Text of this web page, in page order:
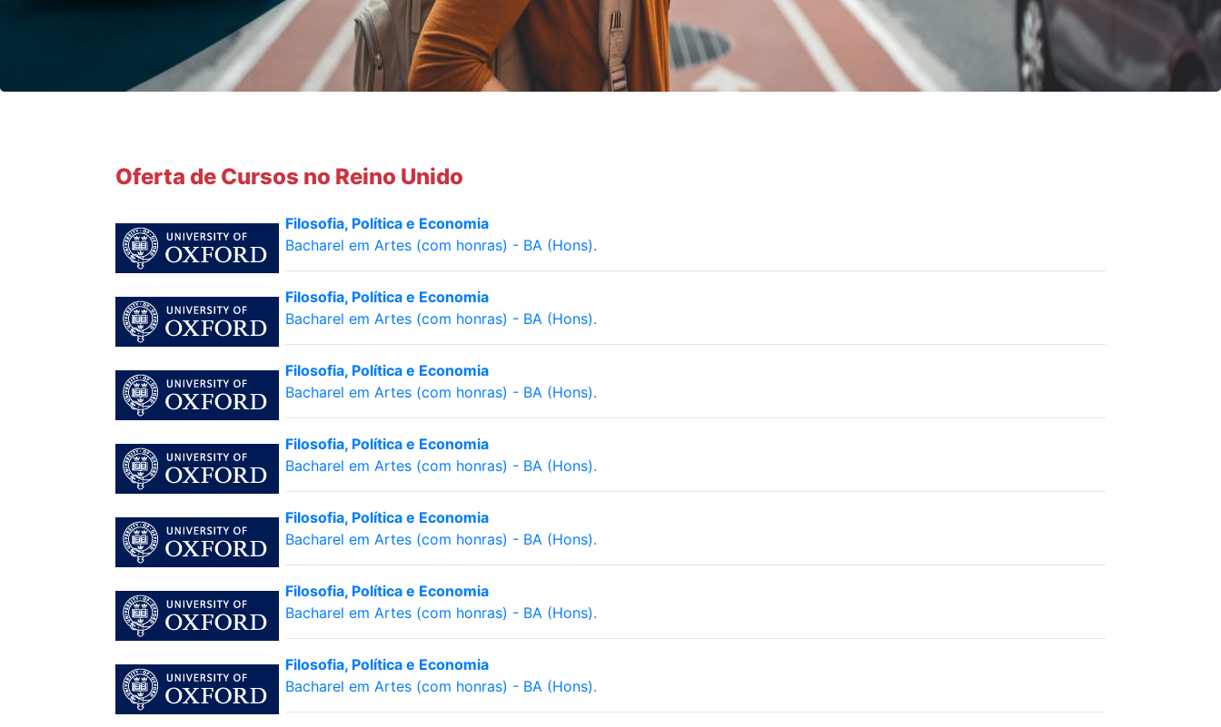
Oferta de Cursos no Reino Unido
Filosofia, Política e Economia
Bacharel em Artes (com honras) - BA (Hons).
Filosofia, Política e Economia
Bacharel em Artes (com honras) - BA (Hons).
Filosofia, Política e Economia
Bacharel em Artes (com honras) - BA (Hons).
Filosofia, Política e Economia
Bacharel em Artes (com honras) - BA (Hons).
Filosofia, Política e Economia
Bacharel em Artes (com honras) - BA (Hons).
Filosofia, Política e Economia
Bacharel em Artes (com honras) - BA (Hons).
Filosofia, Política e Economia
Bacharel em Artes (com honras) - BA (Hons).